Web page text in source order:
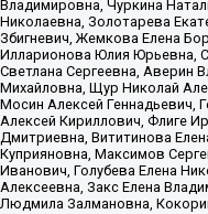
Владимировна, Чуркина
Николаевна, Золотарева
Збигневич, Жемкова Елена
Илларионова Юлия Юрьевна,
Светлана Сергеевна, Аверин
Михайловна, Щур Николай
Мосин Алексей Геннадьевич,
Алексей Кириллович, Флиге
Дмитриевна, Вититинова
Куприяновна, Максимов
Иванович, Голубева Елена
Алексеевна, Закс Елена
Людмила Залмановна,